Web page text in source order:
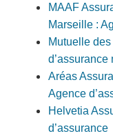
MAAF
Marseille :
Mutuelle
d’assurance
Aréas
Agence
Helvetia
d’assurance